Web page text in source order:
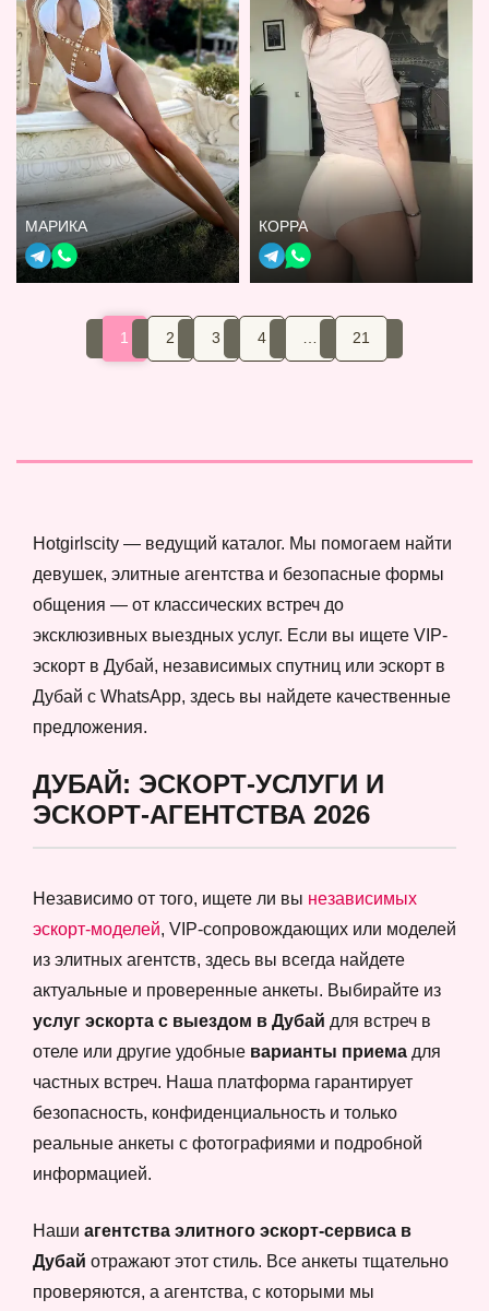
МАРИКА КОРРА
1 2 3 4 21
Hotgirlscity — ведущий каталог. Мы помогаем найти
девушек, элитные агентства и безопасные формы
общения — от классических встреч до
эксклюзивных выездных услуг. Если вы ищете VIP-
эскорт в Дубай, независимых спутниц или эскорт в
Дубай с WhatsApp, здесь вы найдете качественные
предложения.
ДУБАЙ: ЭСКОРТ-УСЛУГИ И
ЭСКОРТ-АГЕНТСТВА 2026
Независимо от того, ищете ли вы независимых
эскорт-моделей, VIP-сопровождающих или моделей
из элитных агентств, здесь вы всегда найдете
актуальные и проверенные анкеты. Выбирайте из
услуг эскорта с выездом в Дубай для встреч в
отеле или другие удобные варианты приема для
частных встреч. Наша платформа гарантирует
безопасность, конфиденциальность и только
реальные анкеты с фотографиями и подробной
информацией.
Наши агентства элитного эскорт-сервиса в
Дубай отражают этот стиль. Все анкеты тщательно
проверяются, а агентства, с которыми мы